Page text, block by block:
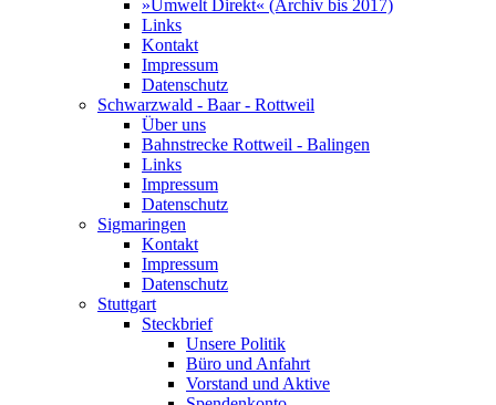
»Umwelt Direkt« (Archiv bis 2017)
Links
Kontakt
Impressum
Datenschutz
Schwarzwald - Baar - Rottweil
Über uns
Bahnstrecke Rottweil - Balingen
Links
Impressum
Datenschutz
Sigmaringen
Kontakt
Impressum
Datenschutz
Stuttgart
Steckbrief
Unsere Politik
Büro und Anfahrt
Vorstand und Aktive